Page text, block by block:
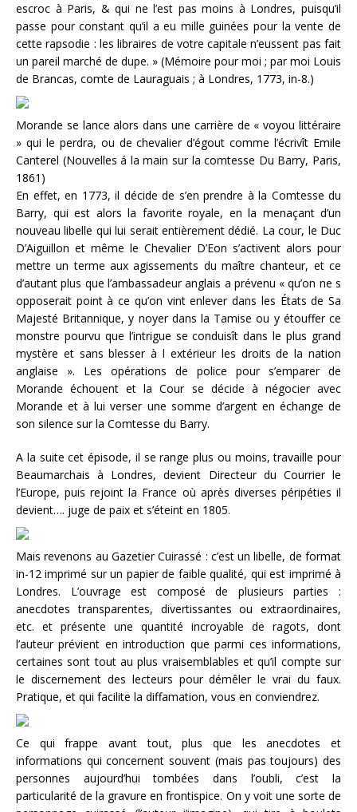
escroc à Paris, & qui ne l’est pas moins à Londres, puisqu’il
passe pour constant qu’il a eu mille guinées pour la vente de
cette rapsodie : les libraires de votre capitale n’eussent pas fait
un pareil marché de dupe. » (Mémoire pour moi ; par moi Louis
de Brancas, comte de Lauraguais ; à Londres, 1773, in-8.)
Morande se lance alors dans une carrière de « voyou littéraire
» qui le perdra, ou de chevalier d’égout comme l’écrivît Emile
Canterel (Nouvelles á la main sur la comtesse Du Barry, Paris,
1861)
En effet, en 1773, il décide de s’en prendre à la Comtesse du
Barry, qui est alors la favorite royale, en la menaçant d’un
nouveau libelle qui lui serait entièrement dédié. La cour, le Duc
D’Aiguillon et même le Chevalier D’Eon s’activent alors pour
mettre un terme aux agissements du maître chanteur, et ce
d’autant plus que l’ambassadeur anglais a prévenu « qu’on ne s
opposerait point à ce qu’on vint enlever dans les États de Sa
Majesté Britannique, y noyer dans la Tamise ou y étouffer ce
monstre pourvu que l’intrigue se conduisît dans le plus grand
mystère et sans blesser à l extérieur les droits de la nation
anglaise ». Les opérations de police pour s’emparer de
Morande échouent et la Cour se décide à négocier avec
Morande et à lui verser une somme d’argent en échange de
son silence sur la Comtesse du Barry.
A la suite cet épisode, il se range plus ou moins, travaille pour
Beaumarchais à Londres, devient Directeur du Courrier le
l’Europe, puis rejoint la France où après diverses péripéties il
devient…. juge de paix et s’éteint en 1805.
Mais revenons au Gazetier Cuirassé : c’est un libelle, de format
in-12 imprimé sur un papier de faible qualité, qui est imprimé à
Londres. L’ouvrage est composé de plusieurs parties :
anecdotes transparentes, divertissantes ou extraordinaires,
etc. et présente une quantité incroyable de ragots, dont
l’auteur prévient en introduction que parmi ces informations,
certaines sont tout au plus vraisemblables et qu’il compte sur
le discernement des lecteurs pour démêler le vrai du faux.
Pratique, et qui facilite la diffamation, vous en conviendrez.
Ce qui frappe avant tout, plus que les anecdotes et
informations qui concernent souvent (mais pas toujours) des
personnes aujourd’hui tombées dans l’oubli, c’est la
particularité de la gravure en frontispice. On y voit une sorte de